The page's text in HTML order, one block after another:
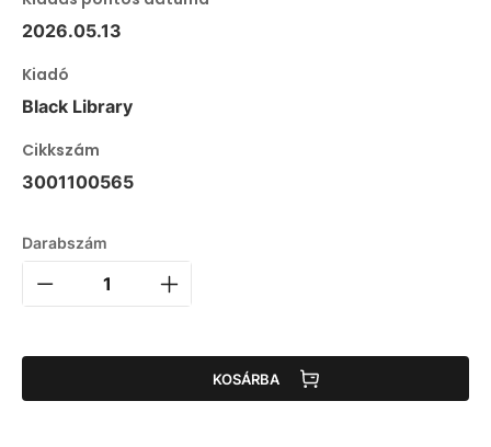
2026.05.13
Kiadó
Black Library
Cikkszám
3001100565
Darabszám
KOSÁRBA